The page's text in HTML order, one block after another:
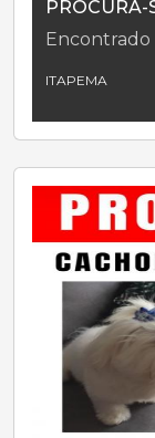
PROCURA-
Encontrado
ITAPEMA